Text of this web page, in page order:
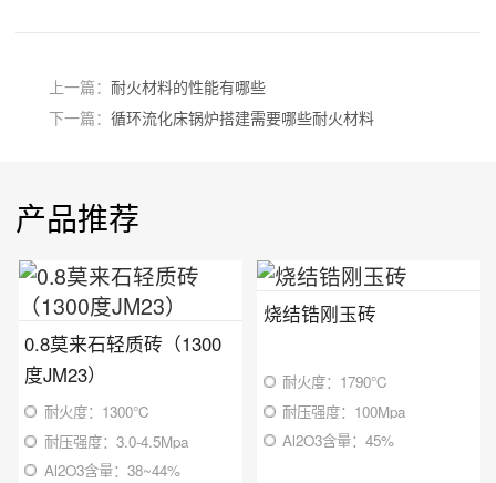
上一篇： 耐火材料的性能有哪些
下一篇： 循环流化床锅炉搭建需要哪些耐火材料
产品推荐
0.8莫来石轻质砖（1300
度JM23）
耐火度：1300℃
耐压强度：3.0-4.5Mpa
Al2O3含量：38~44%
烧结锆刚玉砖
耐火度：1790℃
耐压强度：100Mpa
Al2O3含量：45%